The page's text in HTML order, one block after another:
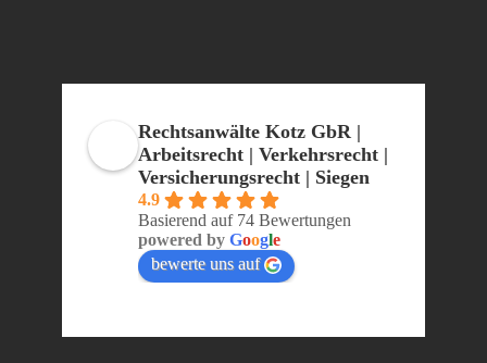
Rechtsanwälte Kotz GbR |
Arbeitsrecht | Verkehrsrecht |
Versicherungsrecht | Siegen
4.9
Basierend auf 74 Bewertungen
powered by Google
bewerte uns auf